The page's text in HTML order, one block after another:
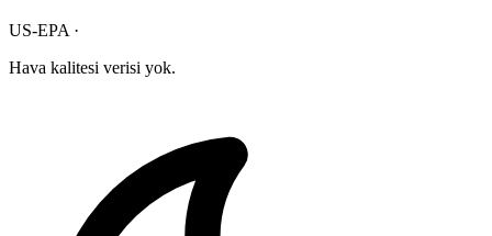
US-EPA ·
Hava kalitesi verisi yok.